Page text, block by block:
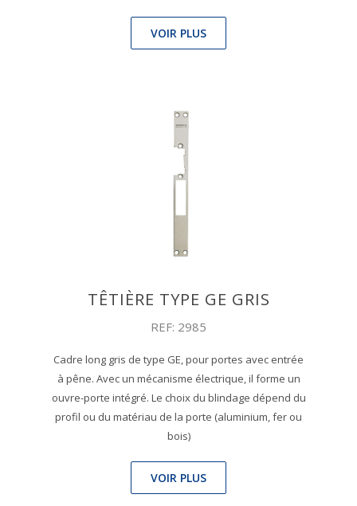
VOIR PLUS
TÊTIÈRE TYPE GE GRIS
REF: 2985
Cadre long gris de type GE, pour portes avec entrée
à pêne. Avec un mécanisme électrique, il forme un
ouvre-porte intégré. Le choix du blindage dépend du
profil ou du matériau de la porte (aluminium, fer ou
bois)
VOIR PLUS